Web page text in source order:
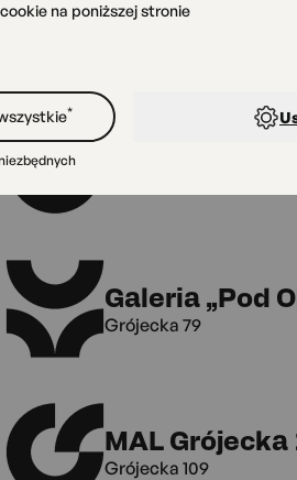
na poniższej stronie
*
Galeria „Pod
Grójecka 79
MAL Grójecka
Grójecka 109